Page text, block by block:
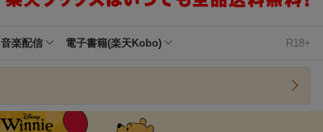
音楽配信 電子書籍(楽天Kobo) R18+